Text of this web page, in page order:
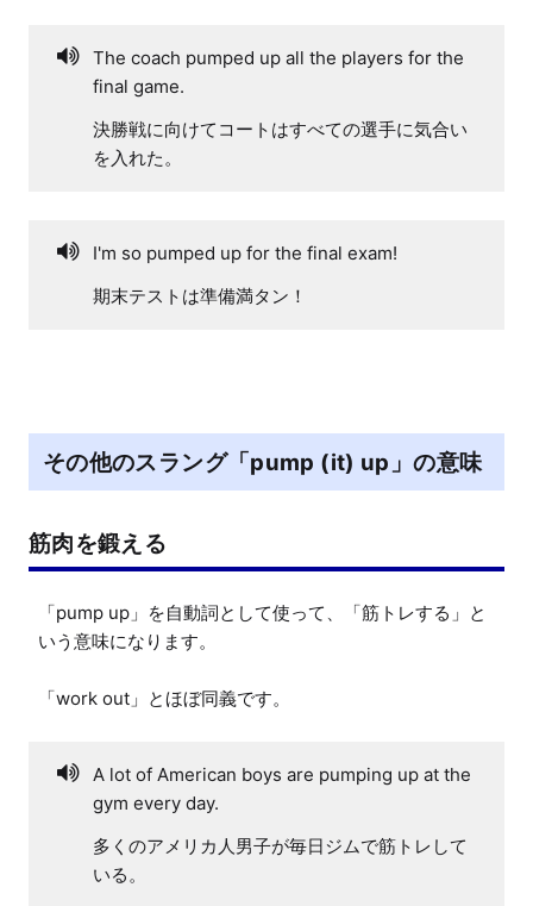
The coach pumped up all the players for the
final game.
決勝戦に向けてコートはすべての選手に気合い
を入れた。
I'm so pumped up for the final exam!
期末テストは準備満タン！
その他のスラング「pump (it) up」の意味
筋肉を鍛える
「pump up」を自動詞として使って、「筋トレする」と
いう意味になります。
「work out」とほぼ同義です。
A lot of American boys are pumping up at the
gym every day.
多くのアメリカ人男子が毎日ジムで筋トレして
いる。